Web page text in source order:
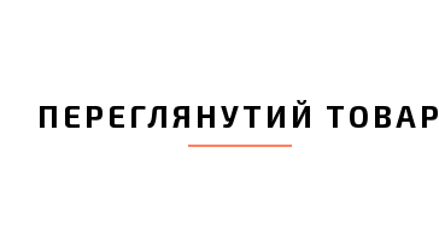
ПЕРЕГЛЯНУТИЙ ТОВАР